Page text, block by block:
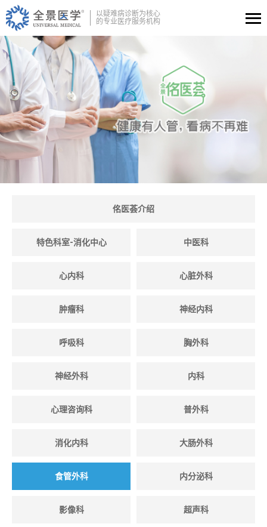
以疑难病诊断为核心
的专业医疗服务机构
佲医荟介绍
特色科室-消化中心 中医科
心内科 心脏外科
肿瘤科 神经内科
呼吸科 胸外科
神经外科 内科
心理咨询科 普外科
消化内科 大肠外科
食管外科 内分泌科
影像科 超声科